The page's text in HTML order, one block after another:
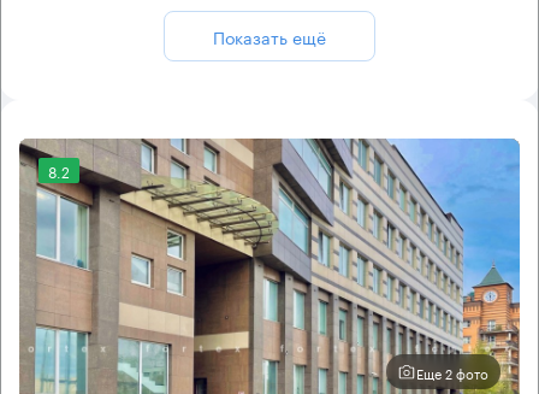
Показать ещё
8.2
Еще 2 фото